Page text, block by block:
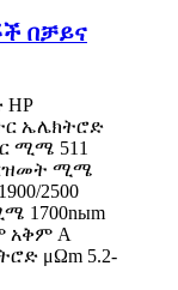
በቻይና
ኤሌክትሮድ
ሚሜ 511
ሚሜ
2500
1700nыm
አቅም A
μΩm 5.2-